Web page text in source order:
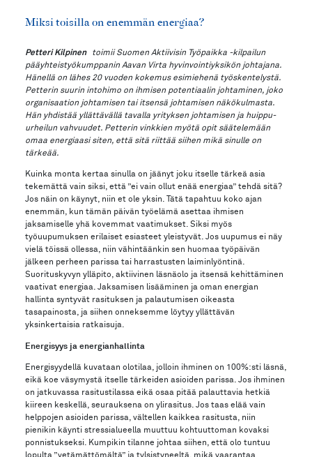
Miksi toisilla on enemmän energiaa?
Petteri Kilpinen toimii Suomen Aktiivisin Työpaikka -kilpailun
pääyhteistyökumppanin Aavan Virta hyvinvointiyksikön johtajana.
Hänellä on lähes 20 vuoden kokemus esimiehenä työskentelystä.
Petterin suurin intohimo on ihmisen potentiaalin johtaminen, joko
organisaation johtamisen tai itsensä johtamisen näkökulmasta.
Hän yhdistää yllättävällä tavalla yrityksen johtamisen ja huippu-
urheilun vahvuudet. Petterin vinkkien myötä opit säätelemään
omaa energiaasi siten, että sitä riittää siihen mikä sinulle on
tärkeää.
Kuinka monta kertaa sinulla on jäänyt joku itselle tärkeä asia
tekemättä vain siksi, että ”ei vain ollut enää energiaa” tehdä sitä?
Jos näin on käynyt, niin et ole yksin. Tätä tapahtuu koko ajan
enemmän, kun tämän päivän työelämä asettaa ihmisen
jaksamiselle yhä kovemmat vaatimukset. Siksi myös
työuupumuksen erilaiset esiasteet yleistyvät. Jos uupumus ei näy
vielä töissä ollessa, niin vähintäänkin sen huomaa työpäivän
jälkeen perheen parissa tai harrastusten laiminlyöntinä.
Suorituskyvyn ylläpito, aktiivinen läsnäolo ja itsensä kehittäminen
vaativat energiaa. Jaksamisen lisääminen ja oman energian
hallinta syntyvät rasituksen ja palautumisen oikeasta
tasapainosta, ja siihen onneksemme löytyy yllättävän
yksinkertaisia ratkaisuja.
Energisyys ja energianhallinta
Energisyydellä kuvataan olotilaa, jolloin ihminen on 100%:sti läsnä,
eikä koe väsymystä itselle tärkeiden asioiden parissa. Jos ihminen
on jatkuvassa rasitustilassa eikä osaa pitää palauttavia hetkiä
kiireen keskellä, seurauksena on ylirasitus. Jos taas elää vain
helppojen asioiden parissa, vältellen kaikkea rasitusta, niin
pienikin käynti stressialueella muuttuu kohtuuttoman kovaksi
ponnistukseksi. Kumpikin tilanne johtaa siihen, että olo tuntuu